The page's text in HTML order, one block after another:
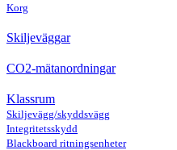
Korg
Skiljeväggar
CO2-mätanordningar
Klassrum
Skiljevägg/skyddsvägg
Integritetsskydd
Blackboard ritningsenheter